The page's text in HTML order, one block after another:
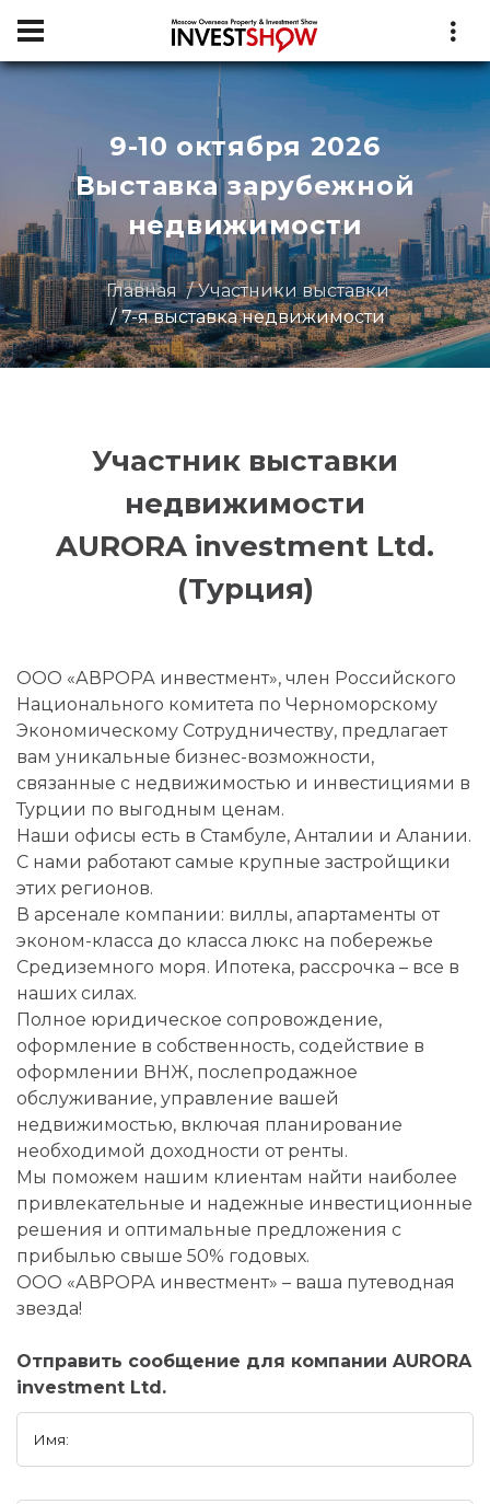
9-10 октября 2026
Выставка зарубежной
недвижимости
Главная
Участники выставки
7-я выставка недвижимости
Участник выставки
недвижимости
AURORA investment Ltd.
(Турция)
ООО «АВРОРА инвестмент», член Российского
Национального комитета по Черноморскому
Экономическому Сотрудничеству, предлагает
вам уникальные бизнес-возможности,
связанные с недвижимостью и инвестициями в
Турции по выгодным ценам.
Наши офисы есть в Стамбуле, Анталии и Алании.
С нами работают самые крупные застройщики
этих регионов.
В арсенале компании: виллы, апартаменты от
эконом-класса до класса люкс на побережье
Средиземного моря. Ипотека, рассрочка – все в
наших силах.
Полное юридическое сопровождение,
оформление в собственность, содействие в
оформлении ВНЖ, послепродажное
обслуживание, управление вашей
недвижимостью, включая планирование
необходимой доходности от ренты.
Мы поможем нашим клиентам найти наиболее
привлекательные и надежные инвестиционные
решения и оптимальные предложения с
прибылью свыше 50% годовых.
ООО «АВРОРА инвестмент» – ваша путеводная
звезда!
Отправить сообщение для компании AURORA
investment Ltd.
Имя: